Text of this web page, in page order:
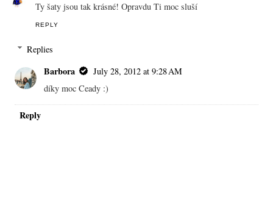
Ty šaty jsou tak krásné! Opravdu Ti moc sluší
REPLY
Replies
Barbora
July 28, 2012 at 9:28 AM
díky moc Ceady :)
Reply